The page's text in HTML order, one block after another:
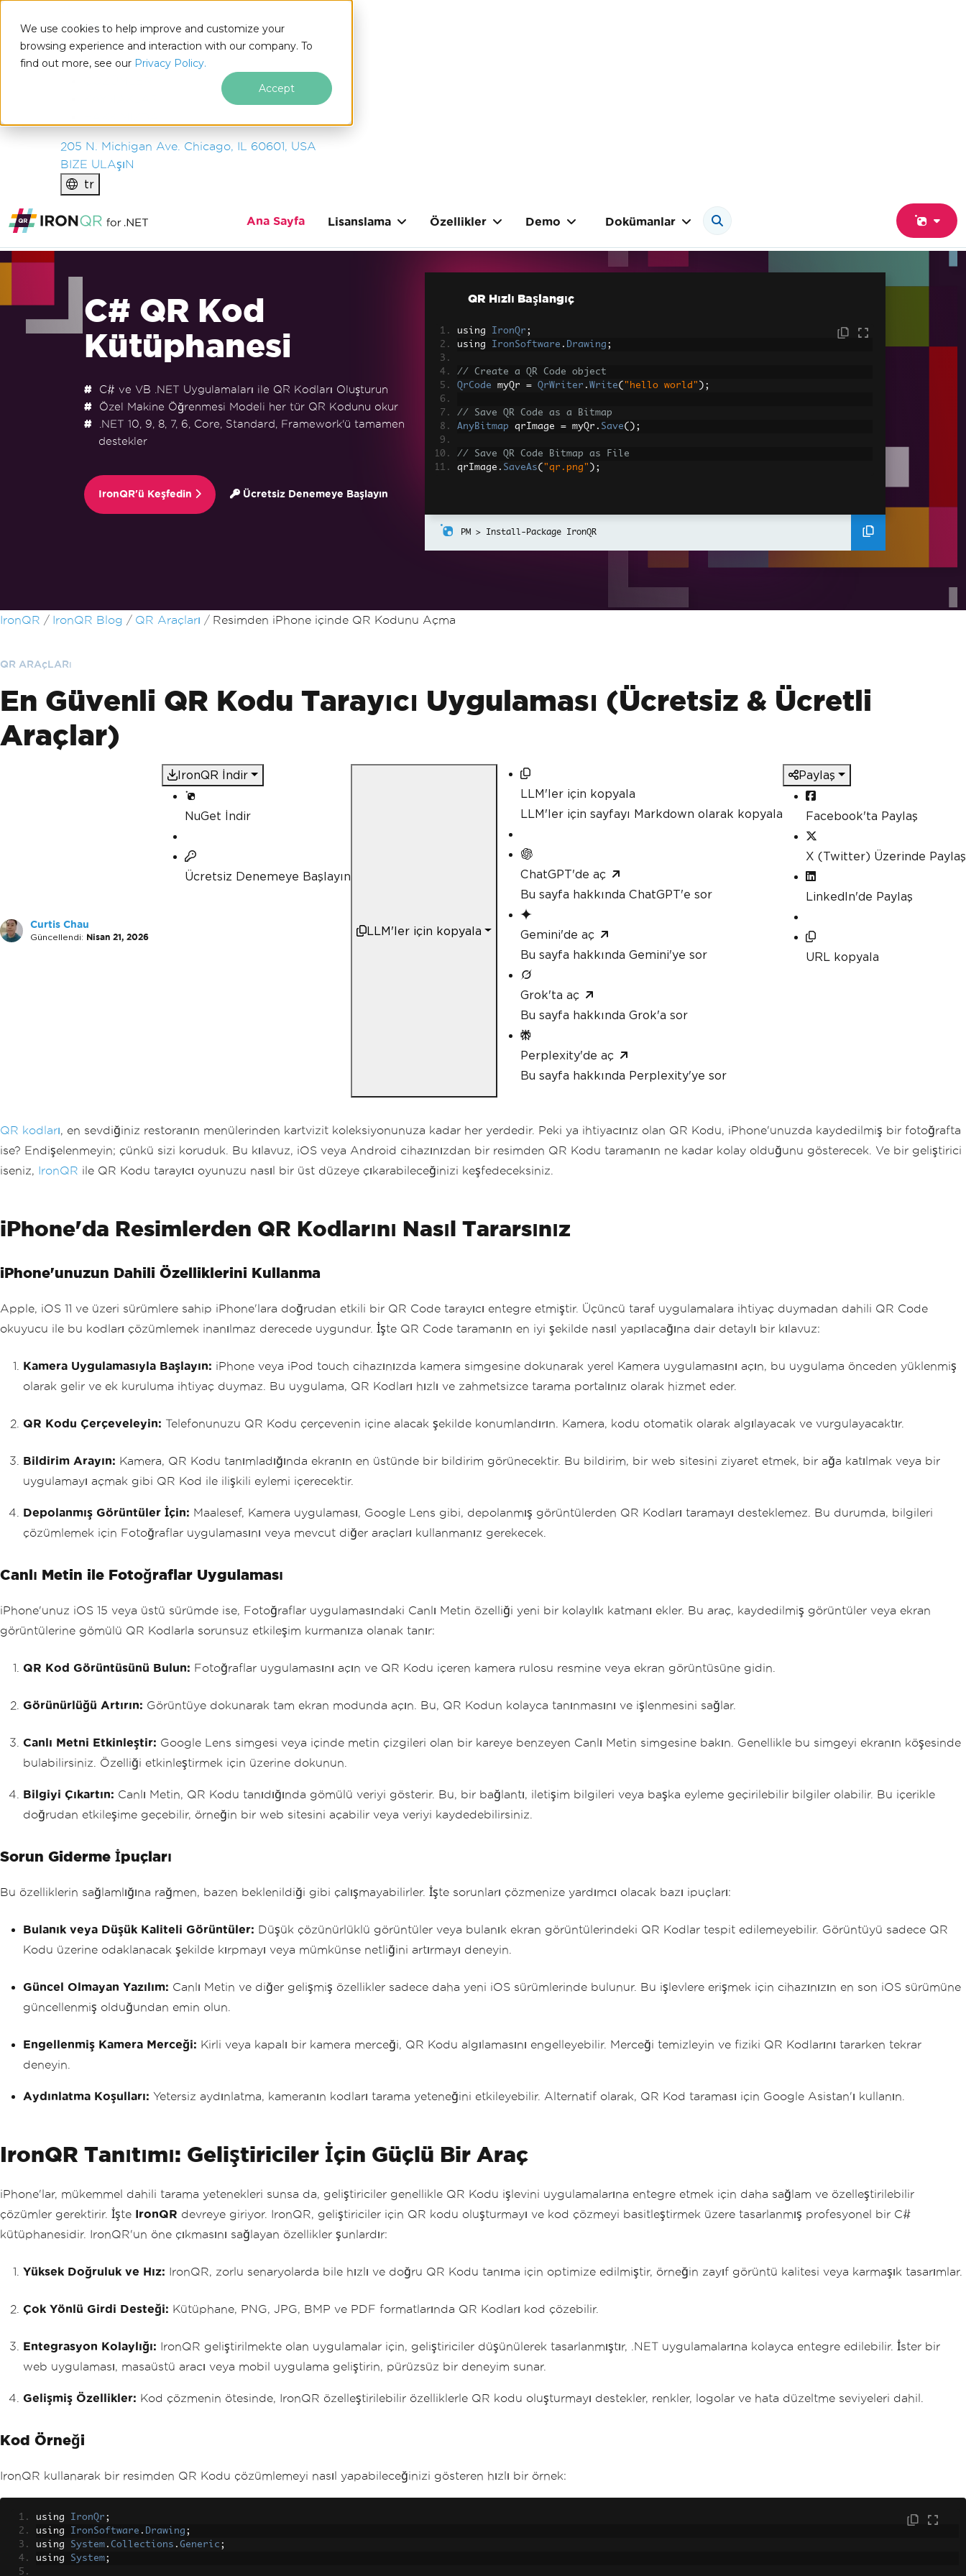
We use cookies to help improve and customize your
browsing experience and interaction with our company. To
find out more, see our Privacy Policy.
Accept
IRONSOFTWARE
ÜRüNLER
KURUM
205 N. Michigan Ave. Chicago, IL 60601, USA
BIZE ULAşıN
tr
Ana Sayfa Lisanslama Özellikler Demo Dokümanlar
C# QR Kod
Kütüphanesi
C# ve VB .NET Uygulamaları ile QR Kodları Oluşturun
Özel Makine Öğrenmesi Modeli her tür QR Kodunu okur
.NET 10, 9, 8, 7, 6, Core, Standard, Framework'ü tamamen
destekler
IronQR'ü Keşfedin Ücretsiz Denemeye Başlayın
QR Hızlı Başlangıç
using IronQr ;
using
IronSoftware . Drawing ;
// Create a QR Code object
QrCode myQr = QrWriter . Write( "hello world" );
// Save QR Code as a Bitmap
AnyBitmap qrImage = myQr . Save();
// Save QR Code Bitmap as File
qrImage . SaveAs( "qr.png" );
Install-Package IronQR
Altbilgi içeriğine atla
IronQR IronQR Blog QR Araçları Resimden iPhone içinde QR Kodunu Açma
QR ARAçLARı
En Güvenli QR Kodu Tarayıcı Uygulaması (Ücretsiz & Ücretli
Araçlar)
Curtis Chau
Güncellendi: Nisan 21, 2026
IronQR İndir
NuGet İndir
Ücretsiz Denemeye Başlayın
LLM'ler için kopyala
LLM'ler için kopyala
LLM'ler için sayfayı Markdown olarak kopyala
ChatGPT'de aç
Bu sayfa hakkında ChatGPT'e sor
Gemini'de aç
Bu sayfa hakkında Gemini'ye sor
Grok'ta aç
Bu sayfa hakkında Grok'a sor
Perplexity'de aç
Bu sayfa hakkında Perplexity'ye sor
Paylaş
Facebook'ta Paylaş
X (Twitter) Üzerinde Paylaş
LinkedIn'de Paylaş
URL kopyala
QR kodları, en sevdiğiniz restoranın menülerinden kartvizit koleksiyonunuza kadar her yerdedir. Peki ya ihtiyacınız olan QR Kodu, iPhone'unuzda kaydedilmiş bir fotoğrafta
ise? Endişelenmeyin; çünkü sizi koruduk. Bu kılavuz, iOS veya Android cihazınızdan bir resimden QR Kodu taramanın ne kadar kolay olduğunu gösterecek. Ve bir geliştirici
iseniz, IronQR ile QR Kodu tarayıcı oyunuzu nasıl bir üst düzeye çıkarabileceğinizi keşfedeceksiniz.
iPhone'da Resimlerden QR Kodlarını Nasıl Tararsınız
iPhone'unuzun Dahili Özelliklerini Kullanma
Apple, iOS 11 ve üzeri sürümlere sahip iPhone'lara doğrudan etkili bir QR Code tarayıcı entegre etmiştir. Üçüncü taraf uygulamalara ihtiyaç duymadan dahili QR Code
okuyucu ile bu kodları çözümlemek inanılmaz derecede uygundur. İşte QR Code taramanın en iyi şekilde nasıl yapılacağına dair detaylı bir kılavuz:
Kamera Uygulamasıyla Başlayın: iPhone veya iPod touch cihazınızda kamera simgesine dokunarak yerel Kamera uygulamasını açın, bu uygulama önceden yüklenmiş
olarak gelir ve ek kuruluma ihtiyaç duymaz. Bu uygulama, QR Kodları hızlı ve zahmetsizce tarama portalınız olarak hizmet eder.
QR Kodu Çerçeveleyin: Telefonunuzu QR Kodu çerçevenin içine alacak şekilde konumlandırın. Kamera, kodu otomatik olarak algılayacak ve vurgulayacaktır.
Bildirim Arayın: Kamera, QR Kodu tanımladığında ekranın en üstünde bir bildirim görünecektir. Bu bildirim, bir web sitesini ziyaret etmek, bir ağa katılmak veya bir
uygulamayı açmak gibi QR Kod ile ilişkili eylemi içerecektir.
Depolanmış Görüntüler İçin: Maalesef, Kamera uygulaması, Google Lens gibi, depolanmış görüntülerden QR Kodları taramayı desteklemez. Bu durumda, bilgileri
çözümlemek için Fotoğraflar uygulamasını veya mevcut diğer araçları kullanmanız gerekecek.
Canlı Metin ile Fotoğraflar Uygulaması
iPhone'unuz iOS 15 veya üstü sürümde ise, Fotoğraflar uygulamasındaki Canlı Metin özelliği yeni bir kolaylık katmanı ekler. Bu araç, kaydedilmiş görüntüler veya ekran
görüntülerine gömülü QR Kodlarla sorunsuz etkileşim kurmanıza olanak tanır:
QR Kod Görüntüsünü Bulun: Fotoğraflar uygulamasını açın ve QR Kodu içeren kamera rulosu resmine veya ekran görüntüsüne gidin.
Görünürlüğü Artırın: Görüntüye dokunarak tam ekran modunda açın. Bu, QR Kodun kolayca tanınmasını ve işlenmesini sağlar.
Canlı Metni Etkinleştir: Google Lens simgesi veya içinde metin çizgileri olan bir kareye benzeyen Canlı Metin simgesine bakın. Genellikle bu simgeyi ekranın köşesinde
bulabilirsiniz. Özelliği etkinleştirmek için üzerine dokunun.
Bilgiyi Çıkartın: Canlı Metin, QR Kodu tanıdığında gömülü veriyi gösterir. Bu, bir bağlantı, iletişim bilgileri veya başka eyleme geçirilebilir bilgiler olabilir. Bu içerikle
doğrudan etkileşime geçebilir, örneğin bir web sitesini açabilir veya veriyi kaydedebilirsiniz.
Sorun Giderme İpuçları
Bu özelliklerin sağlamlığına rağmen, bazen beklenildiği gibi çalışmayabilirler. İşte sorunları çözmenize yardımcı olacak bazı ipuçları:
Bulanık veya Düşük Kaliteli Görüntüler: Düşük çözünürlüklü görüntüler veya bulanık ekran görüntülerindeki QR Kodlar tespit edilemeyebilir. Görüntüyü sadece QR
Kodu üzerine odaklanacak şekilde kırpmayı veya mümkünse netliğini artırmayı deneyin.
Güncel Olmayan Yazılım: Canlı Metin ve diğer gelişmiş özellikler sadece daha yeni iOS sürümlerinde bulunur. Bu işlevlere erişmek için cihazınızın en son iOS sürümüne
güncellenmiş olduğundan emin olun.
Engellenmiş Kamera Merceği: Kirli veya kapalı bir kamera merceği, QR Kodu algılamasını engelleyebilir. Merceği temizleyin ve fiziki QR Kodlarını tararken tekrar
deneyin.
Aydınlatma Koşulları: Yetersiz aydınlatma, kameranın kodları tarama yeteneğini etkileyebilir. Alternatif olarak, QR Kod taraması için Google Asistan'ı kullanın.
IronQR Tanıtımı: Geliştiriciler İçin Güçlü Bir Araç
iPhone'lar, mükemmel dahili tarama yetenekleri sunsa da, geliştiriciler genellikle QR Kodu işlevini uygulamalarına entegre etmek için daha sağlam ve özelleştirilebilir
çözümler gerektirir. İşte IronQR devreye giriyor. IronQR, geliştiriciler için QR kodu oluşturmayı ve kod çözmeyi basitleştirmek üzere tasarlanmış profesyonel bir C#
kütüphanesidir. IronQR'un öne çıkmasını sağlayan özellikler şunlardır:
Yüksek Doğruluk ve Hız: IronQR, zorlu senaryolarda bile hızlı ve doğru QR Kodu tanıma için optimize edilmiştir, örneğin zayıf görüntü kalitesi veya karmaşık tasarımlar.
Çok Yönlü Girdi Desteği: Kütüphane, PNG, JPG, BMP ve PDF formatlarında QR Kodları kod çözebilir.
Entegrasyon Kolaylığı: IronQR geliştirilmekte olan uygulamalar için, geliştiriciler düşünülerek tasarlanmıştır, .NET uygulamalarına kolayca entegre edilebilir. İster bir
web uygulaması, masaüstü aracı veya mobil uygulama geliştirin, pürüzsüz bir deneyim sunar.
Gelişmiş Özellikler: Kod çözmenin ötesinde, IronQR özelleştirilebilir özelliklerle QR kodu oluşturmayı destekler, renkler, logolar ve hata düzeltme seviyeleri dahil.
Kod Örneği
IronQR kullanarak bir resimden QR Kodu çözümlemeyi nasıl yapabileceğinizi gösteren hızlı bir örnek:
using IronQr ;
using IronSoftware . Drawing ;
using System . Collections . Generic ;
using System;